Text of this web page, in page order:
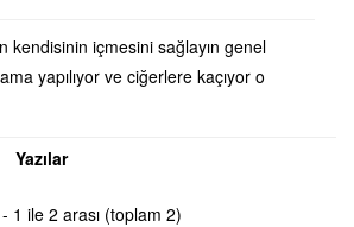
kendisinin içmesini sağlayın genel
yapılıyor ve ciğerlere kaçıyor o
Yazılar
1 ile 2 arası (toplam 2)